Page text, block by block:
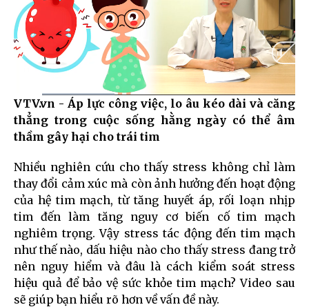
Current
Time
0:12 / Duration
1:57
VTV.vn - Áp lực công việc, lo âu kéo dài và căng
thẳng trong cuộc sống hằng ngày có thể âm
thầm gây hại cho trái tim
Nhiều nghiên cứu cho thấy stress không chỉ làm
thay đổi cảm xúc mà còn ảnh hưởng đến hoạt động
của hệ tim mạch, từ tăng huyết áp, rối loạn nhịp
tim đến làm tăng nguy cơ biến cố tim mạch
nghiêm trọng. Vậy stress tác động đến tim mạch
như thế nào, dấu hiệu nào cho thấy stress đang trở
nên nguy hiểm và đâu là cách kiểm soát stress
hiệu quả để bảo vệ sức khỏe tim mạch? Video sau
sẽ giúp bạn hiểu rõ hơn về vấn đề này.